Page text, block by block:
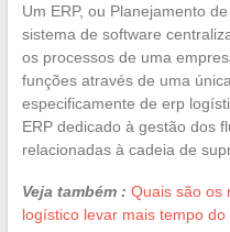
Um ERP, ou Planejamento
sistema de software
os processos de uma
funções através de uma
especificamente de erp
ERP dedicado à gestão dos
relacionadas à cadeia de
Veja também : Quais são os
logístico levar mais tempo